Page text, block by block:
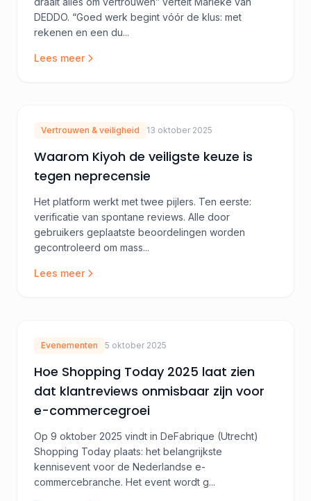
DEDDO. “Goed werk begint vóór de klus: met
rekenen en een du...
Lees meer
Vertrouwen & veiligheid 13 oktober 2025
Waarom Kiyoh de veiligste keuze is
tegen neprecensie
Het platform werkt met twee pijlers. Ten eerste:
verificatie van spontane reviews. Alle door
gebruikers geplaatste beoordelingen worden
gecontroleerd om mass...
Lees meer
Evenementen 5 oktober 2025
Hoe Shopping Today 2025 laat zien
dat klantreviews onmisbaar zijn voor
e-commercegroei
Op 9 oktober 2025 vindt in DeFabrique (Utrecht)
Shopping Today plaats: het belangrijkste
kennisevent voor de Nederlandse e-
commercebranche. Het event wordt g...